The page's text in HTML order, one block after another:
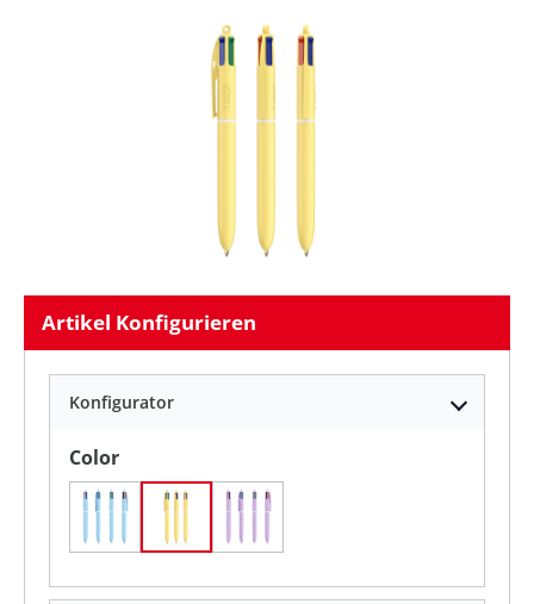
Bildergalerie überspringen
Artikel Konfigurieren
Konfigurator
Colorauswählen
PastellblauPastellgelb